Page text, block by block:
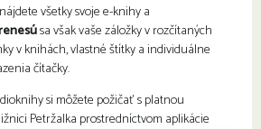
všetky svoje e-knihy a
sa však vaše záložky v rozčítaných
v knihách, vlastné štítky a individuálne
čítačky.
si môžete požičať s platnou
Petržalka prostredníctvom aplikácie